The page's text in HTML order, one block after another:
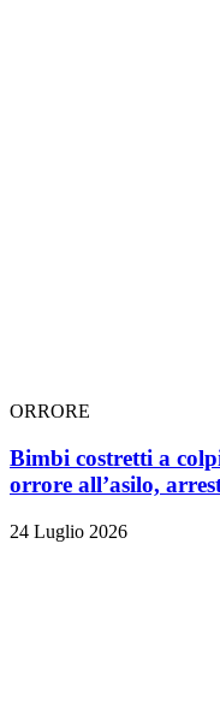
ORRORE
Bimbi costretti a
orrore all’asilo,
24 Luglio 2026